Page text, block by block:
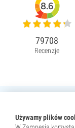
Używamy plików
8.6
79708
Recenzje